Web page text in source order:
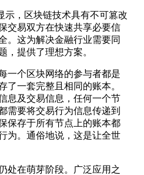
，区块链技术具有不可篡改
交易双方在快速共享必要信
。这为解决金融行业需要同
，提供了理想方案。
个区块网络的参与者都是
了一套完整且相同的账本。
息及交易信息，任何一个节
需要将交易行为信息传递到
保存于所有节点上的账本都
为。通俗地说，这是让全世
在萌芽阶段。广泛应用之